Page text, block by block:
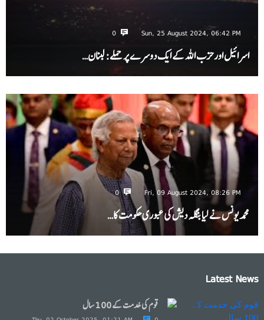
Sun, 25 August 2024, 06:42 PM
0
اسرائیل اور حزب اللہ کے ایک دوسرے پر حملے: لبنان…
Fri, 09 August 2024, 08:26 PM
0
محمد یونس نے لیا بنگلہ دیش کی عبوری حکومت کا…
Latest News
قوم کی خدمت کے 100 سال